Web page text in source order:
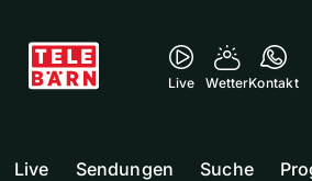
Live WetterKontakt
Live Sendungen Suche